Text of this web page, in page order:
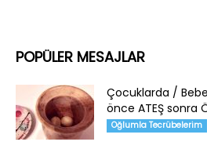
POPÜLER MESAJLAR
Çocuklarda /
önce ATEŞ sonra
Oğlumla Tecrübelerim